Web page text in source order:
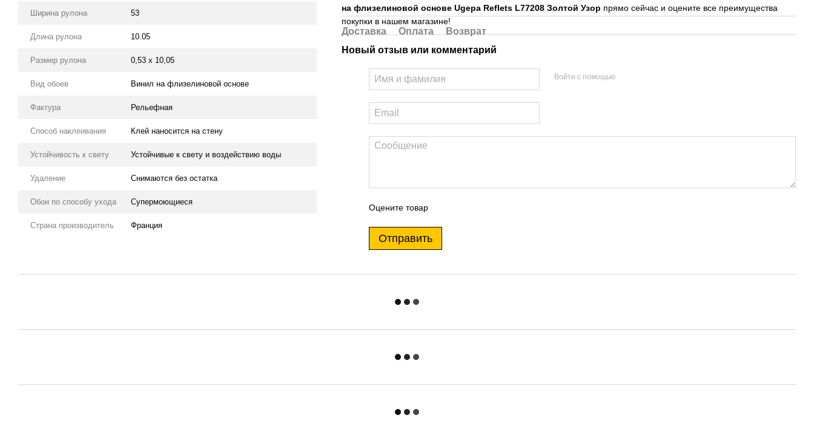
Ширина рулона 53
Длина рулона 10.05
Размер рулона 0,53 х 10,05
Вид обоев Винил на флизелиновой основе
Фактура Рельефная
Способ наклеивания Клей наносится на стену
Устойчивость к свету Устойчивые к свету и воздействию воды
Удаление Снимаются без остатка
Обои по способу ухода Супермоющиеся
Страна производитель Франция
на флизелиновой основе Ugepa Reflets L77208 Золтой Узор прямо сейчас и оцените все преимущества
покупки в нашем магазине!
Доставка Оплата
Возврат
Новый отзыв или комментарий
Войти с помощью
Оцените товар
Отправить